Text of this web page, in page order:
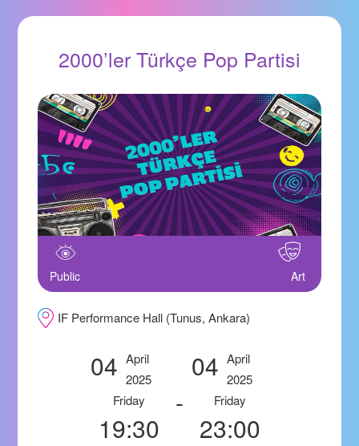
2000’ler Türkçe Pop Partisi
Public Art
IF Performance Hall (Tunus, Ankara)
04 April
2025
Friday
19:30
-
04 April
2025
Friday
23:00